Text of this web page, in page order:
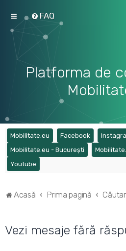
FAQ
Platforma de
Mobilitate.eu (Opens a new tab)
Facebook (Opens a
Mobilitate.eu - București (Opens a
Youtube
Acasă Prima pagină
Vezi mesaje fără